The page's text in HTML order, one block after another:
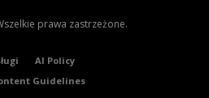
prawa zastrzeżone.
AI Policy
Guidelines